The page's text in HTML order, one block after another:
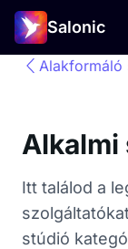
Salonic
Alakformáló
Alkalmi
Itt találod a
stúdió